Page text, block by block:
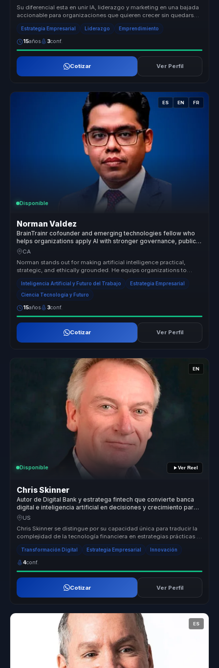
Su diferencial esta en unir IA, liderazgo y marketing en una bajada
accionable para organizaciones que quieren crecer sin quedarse
en teo...
Estrategia Empresarial Liderazgo Emprendimiento
15años 3conf.
Cotizar Ver Perfil
ES EN FR
Disponible
Norman Valdez
BrainTrainr cofounder and emerging technologies fellow who
helps organizations apply AI with stronger governance, public
trust, and long-term social value.
CA
Norman stands out for making artificial intelligence practical,
strategic, and ethically grounded. He equips organizations to
move beyond...
Inteligencia Artificial y Futuro del Trabajo Estrategia Empresarial
Ciencia Tecnología y Futuro
15años 3conf.
Cotizar Ver Perfil
EN
Disponible Ver Reel
Chris Skinner
Autor de Digital Bank y estratega fintech que convierte banca
digital e inteligencia artificial en decisiones y crecimiento para
empresas.
US
Chris Skinner se distingue por su capacidad única para traducir la
complejidad de la tecnología financiera en estrategias prácticas y
efe...
Transformación Digital Estrategia Empresarial Innovación
4conf.
Cotizar Ver Perfil
ES